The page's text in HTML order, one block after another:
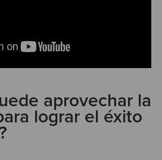
aprovechar la
lograr el éxito